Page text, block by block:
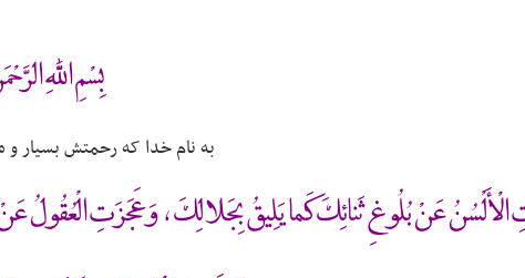
بِسْمِ اللَّهِ
به نام خدا که رحمتش بسیار
عَنْ بُلُوغِ ثَنائِكَ كَما يَلِيقُ بِجَلالِكَ ، وَعَجَزَتِ الْعُقُولُ